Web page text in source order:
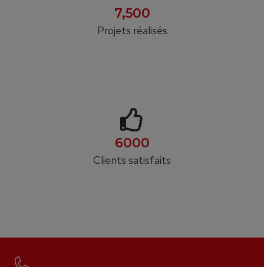
7,500
Projets réalisés
6000
Clients satisfaits